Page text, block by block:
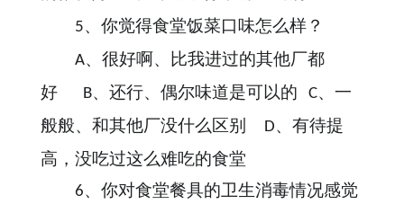
5、你觉得食堂饭菜口味怎么样？
A、很好啊、比我进过的其他厂都
好B、还行、偶尔味道是可以的 C、一
般般、和其他厂没什么区别
D、有待提
高，没吃过这么难吃的食堂
6、你对食堂餐具的卫生消毒情况感觉